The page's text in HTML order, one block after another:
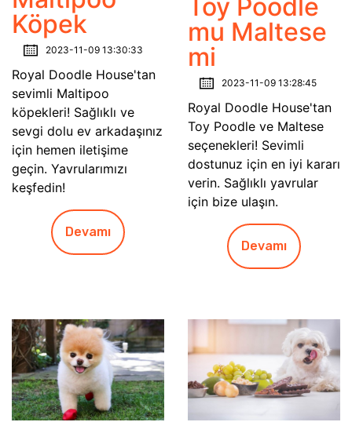
Köpek
2023-11-09 13:30:33
Royal Doodle House'tan
sevimli Maltipoo
köpekleri! Sağlıklı ve
sevgi dolu ev arkadaşınız
için hemen iletişime
geçin. Yavrularımızı
keşfedin!
Devamı
Toy Poodle
mu Maltese
mi
2023-11-09 13:28:45
Royal Doodle House'tan
Toy Poodle ve Maltese
seçenekleri! Sevimli
dostunuz için en iyi kararı
verin. Sağlıklı yavrular
için bize ulaşın.
Devamı